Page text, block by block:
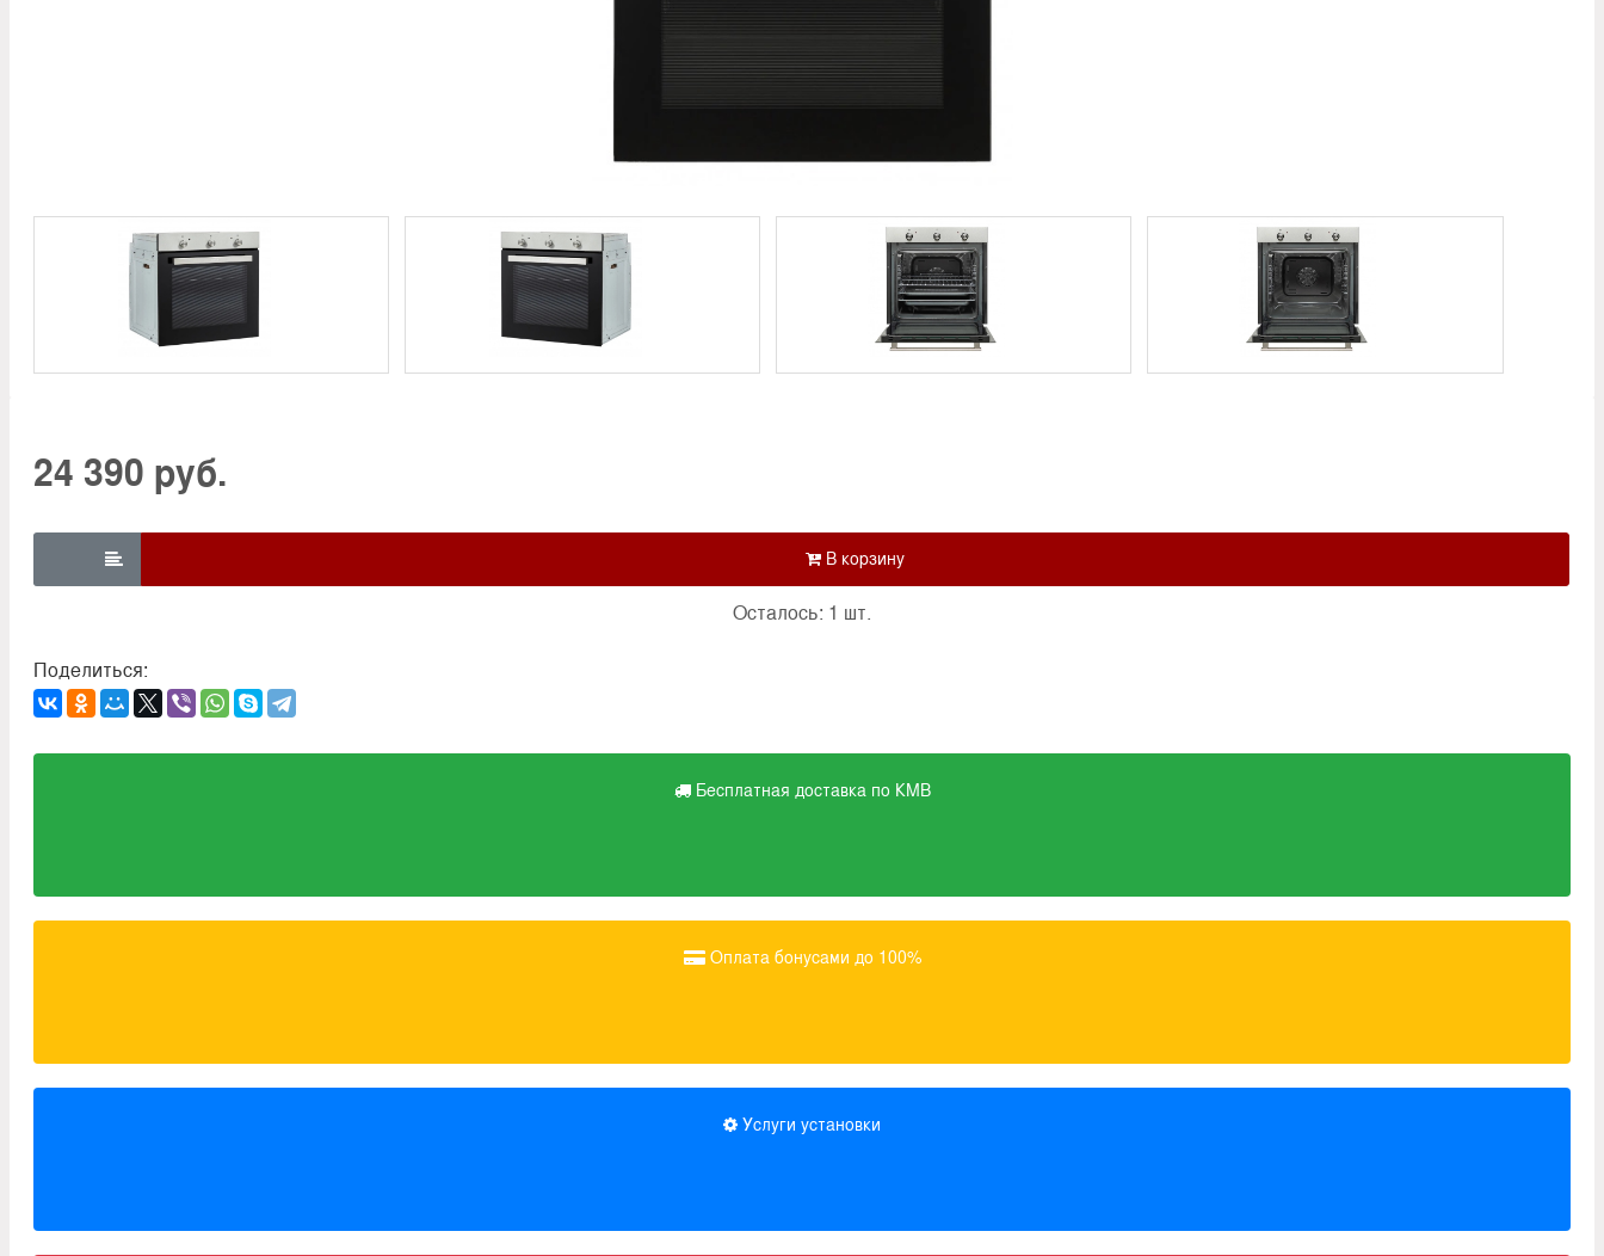
24 390 руб.

Осталось: 1 шт.
Поделиться:
Бесплатная доставка по КМВ
Оплата бонусами до 100%
Услуги установки